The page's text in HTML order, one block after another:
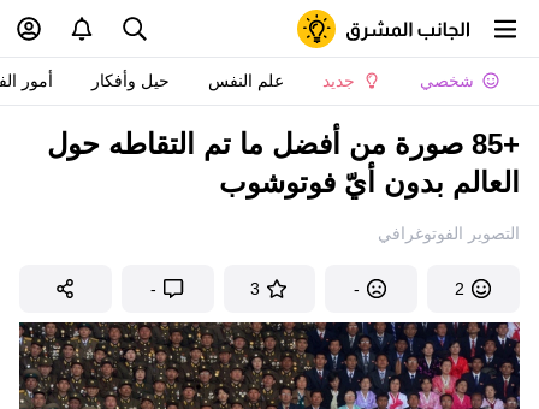
شخصي جديد علم النفس حيل وأفكار أمور
+85 صورة من أفضل ما تم التقاطه حول
العالم بدون أيّ فوتوشوب
التصوير الفوتوغرافي
2
-
3
-